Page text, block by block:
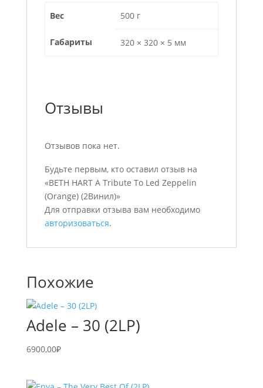
Вес 500 г
Габариты 320 × 320 × 5 мм
Отзывы
Отзывов пока нет.
Будьте первым, кто оставил отзыв на
«BETH HART A Tribute To Led Zeppelin
(Orange) (2Винил)»
Для отправки отзыва вам необходимо
авторизоваться.
Похожие
Adele – 30 (2LP)
6900,00₽